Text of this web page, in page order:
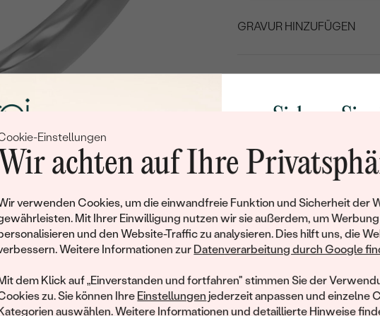
Einstellungen
Wir achten auf Ihre
verwenden Cookies, um die einwandfreie Funktion und Sicherheit der
Mit Ihrer Einwilligung nutzen wir sie außerdem, um Werbung
und den Website-Traffic zu analysieren. Dies hilft uns, die
Weitere Informationen zur Datenverarbeitung durch Google
dem Klick auf „Einverstanden und fortfahren" stimmen Sie der
zu. Sie können Ihre Einstellungen jederzeit anpassen und einzelne
auswählen. Weitere Informationen und detaillierte Hinweise
GRAVUR HINZUFÜGEN
/ 15 ZEICHEN
Lebenslanger
Produktdetails
Herrenring
DICKE:
Sichern Sie
Rabatt auf
Werden Sie Teil
und entdecken Sie die
gefertigten Schmucks
Ihren ersten